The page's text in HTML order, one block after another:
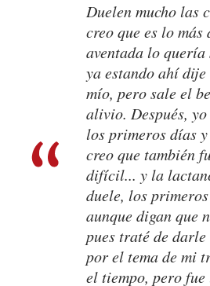
Duelen mucho las
creo que es lo
aventada lo
ya estando ahí
mío, pero sale el
alivio. Después,
los primeros días
creo que también
difícil... y la
duele, los
aunque digan que
pues traté de darle
por el tema de mi
el tiempo, pero fue